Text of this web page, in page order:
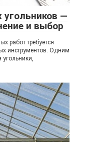
—
и выбор
работ требуется
инструментов. Одним
угольники,